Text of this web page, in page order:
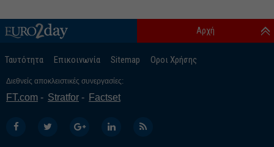
Ταυτότητα Επικοινωνία Sitemap Οροι Χρήσης
Αρχή
Διεθνείς αποκλειστικές συνεργασίες:
FT.com Stratfor Factset